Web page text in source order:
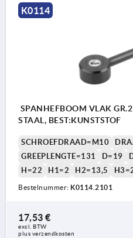
K0114
SPANHEFBOOM VLAK
STAAL, BEST:KUNSTSTOF
SCHROEFDRAAD=M10
GREEPLENGTE=131
D=19
H=22
H1=2 H2=13,5
Bestelnummer: K0114.2101
17,53 €
excl. BTW
plus verzendkosten